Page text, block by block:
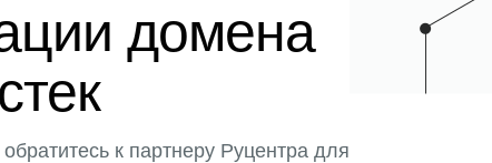
домена
к партнеру Руцентра для